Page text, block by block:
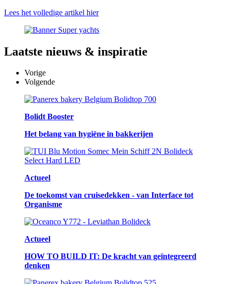
Lees het volledige artikel hier
Laatste nieuws & inspiratie
Vorige
Volgende
Bolidt Booster
Het belang van hygiëne in bakkerijen
Actueel
De toekomst van cruisedekken - van Interface tot
Organisme
Actueel
HOW TO BUILD IT: De kracht van geïntegreerd
denken